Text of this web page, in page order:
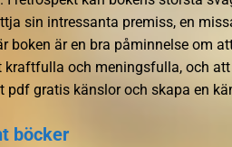
sin intressanta premiss, en
boken är en bra påminnelse om
kraftfulla och meningsfulla, och
pdf gratis känslor och skapa en
böcker